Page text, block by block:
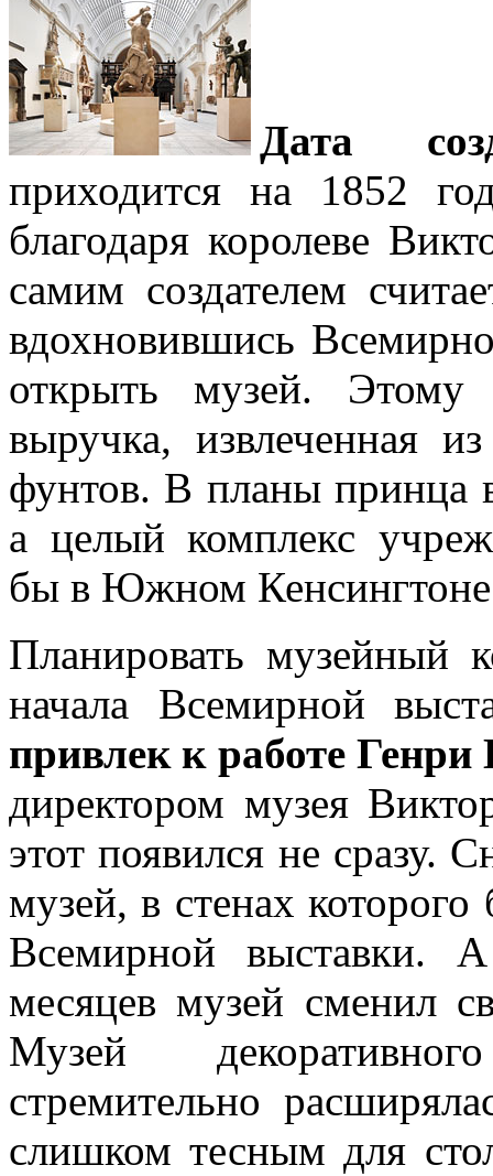
Дата
приходится на 1852
благодаря королеве
самим создателем
вдохновившись
открыть музей. Этому
выручка, извлеченная
фунтов. В планы принца
а целый комплекс
бы в Южном
Планировать музейный
начала Всемирной
привлек к работе Генри
директором музея
этот появился не
музей, в стенах
Всемирной выставки. А
месяцев музей сменил
Музей
стремительно
слишком тесным для